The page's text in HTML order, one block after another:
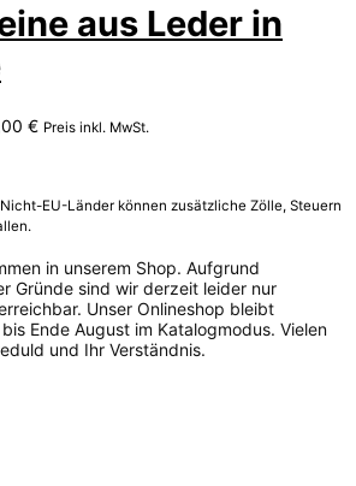
aus Leder in
€Preisspanne:
Preis inkl. MwSt.
EU-Länder können zusätzliche Zölle, Steuern
in unserem Shop. Aufgrund
Gründe sind wir derzeit leider nur
Unser Onlineshop bleibt
Ende August im Katalogmodus. Vielen
und Ihr Verständnis.